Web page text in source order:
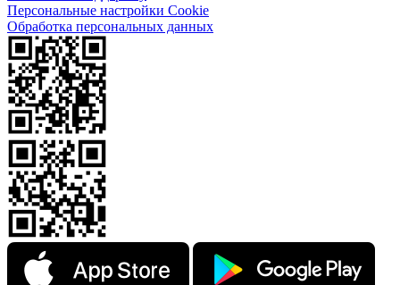
Персональные настройки Cookie
Обработка персональных данных